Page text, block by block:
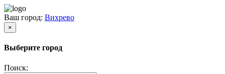
Ваш город: Вихрево
×
Выберите город
Поиск: